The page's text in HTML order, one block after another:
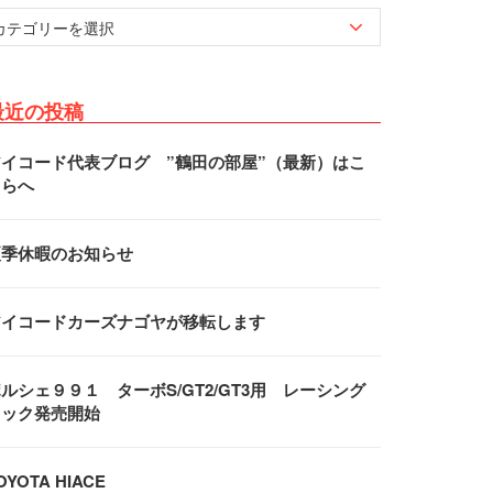
の投稿
コード代表ブログ ”鶴田の部屋”（最新）はこ
へ
休暇のお知らせ
コードカーズナゴヤが移転します
シェ９９１ ターボS/GT2/GT3用 レーシング
ク発売開始
HIACE